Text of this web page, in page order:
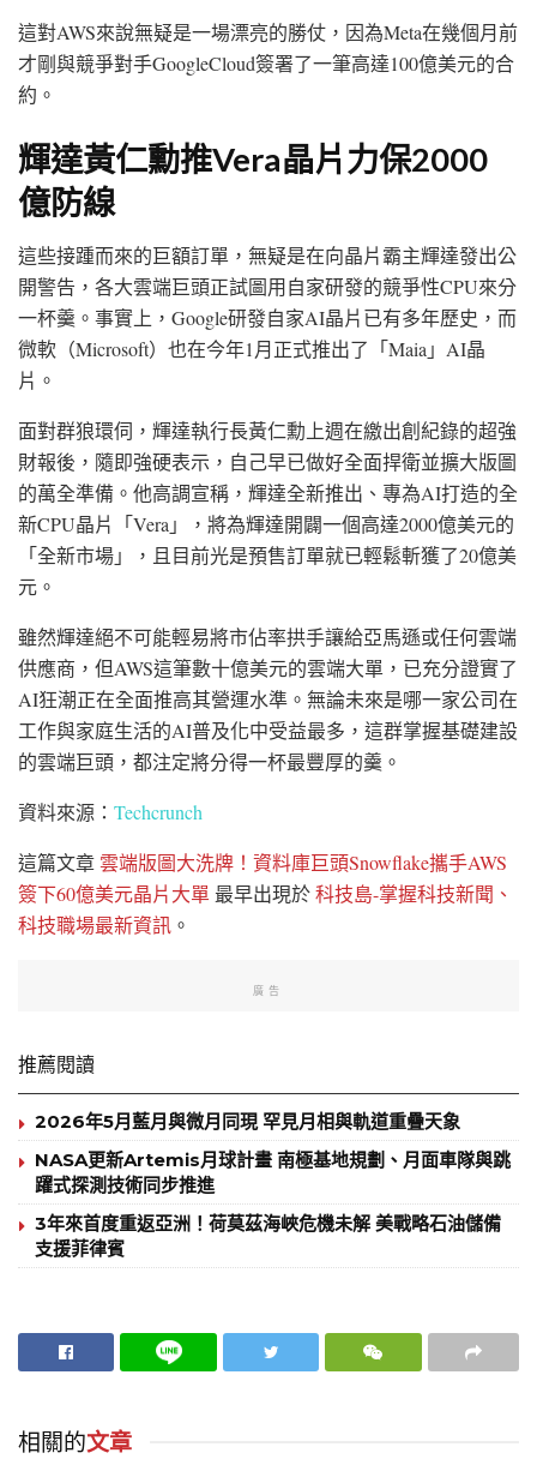
這對AWS來說無疑是一場漂亮的勝仗，因為Meta在幾個月前
才剛與競爭對手GoogleCloud簽署了一筆高達100億美元的合
約。
輝達黃仁勳推Vera晶片力保2000
億防線
這些接踵而來的巨額訂單，無疑是在向晶片霸主輝達發出公
開警告，各大雲端巨頭正試圖用自家研發的競爭性CPU來分
一杯羹。事實上，Google研發自家AI晶片已有多年歷史，而
微軟（Microsoft）也在今年1月正式推出了「Maia」AI晶
片。
面對群狼環伺，輝達執行長黃仁勳上週在繳出創紀錄的超強
財報後，隨即強硬表示，自己早已做好全面捍衛並擴大版圖
的萬全準備。他高調宣稱，輝達全新推出、專為AI打造的全
新CPU晶片「Vera」，將為輝達開闢一個高達2000億美元的
「全新市場」，且目前光是預售訂單就已輕鬆斬獲了20億美
元。
雖然輝達絕不可能輕易將市佔率拱手讓給亞馬遜或任何雲端
供應商，但AWS這筆數十億美元的雲端大單，已充分證實了
AI狂潮正在全面推高其營運水準。無論未來是哪一家公司在
工作與家庭生活的AI普及化中受益最多，這群掌握基礎建設
的雲端巨頭，都注定將分得一杯最豐厚的羹。
資料來源： Techcrunch
這篇文章雲端版圖大洗牌！資料庫巨頭Snowflake攜手AWS
簽下60億美元晶片大單 最早出現於科技島-掌握科技新聞、
科技職場最新資訊 。
廣告
推薦閱讀
2026年5月藍月與微月同現 罕見月相與軌道重疊天象
NASA更新Artemis月球計畫 南極基地規劃、月面車隊與跳
躍式探測技術同步推進
3年來首度重返亞洲！荷莫茲海峽危機未解 美戰略石油儲備
支援菲律賓
相關的文章